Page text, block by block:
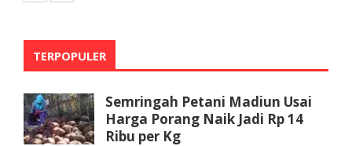
TERPOPULER
Semringah Petani Madiun Usai
Harga Porang Naik Jadi Rp 14
Ribu per Kg